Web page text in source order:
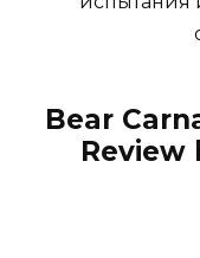
Bear
Review